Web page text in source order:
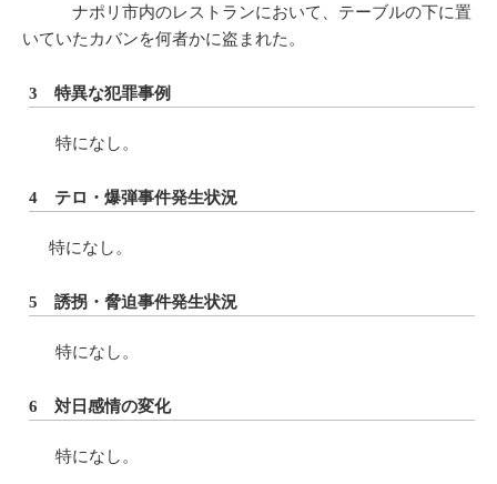
ナポリ市内のレストランにおいて、テーブルの下に置
いていたカバンを何者かに盗まれた。
3 特異な犯罪事例
特になし。
4 テロ・爆弾事件発生状況
特になし。
5 誘拐・脅迫事件発生状況
特になし。
6 対日感情の変化
特になし。